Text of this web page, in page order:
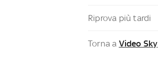
Riprova più tardi
Torna a Video Sky